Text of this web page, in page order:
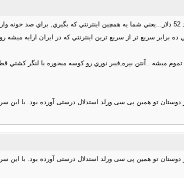
باشن..يعني با دلار آزاد با ماهي حداكثر 2 هزار تومن, اينترنتي ده برابر سريع تر از سريع ترين
ميشه ..آنتن بپره,فيبر نوري رو كوسه ميخوره يا لنگر كشتي
تو همین پی سی ورلد استدلال درستی آورده بود. با این
تو همین پی سی ورلد استدلال درستی آورده بود. با این